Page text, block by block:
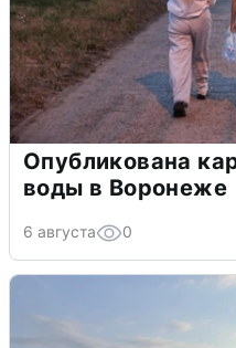
Опубликована
воды в Воронеже
6 августа 0